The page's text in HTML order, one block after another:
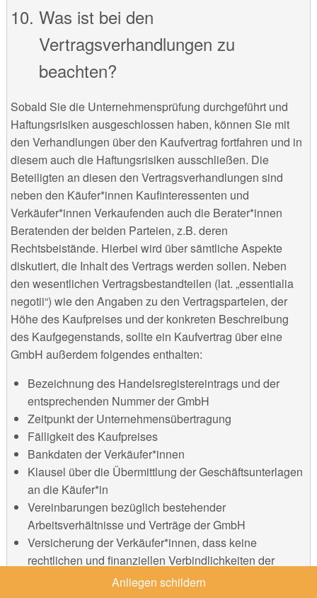
Was ist bei den
Vertragsverhandlungen zu
beachten?
Sobald Sie die Unternehmensprüfung durchgeführt und
Haftungsrisiken ausgeschlossen haben, können Sie mit
den Verhandlungen über den Kaufvertrag fortfahren und in
diesem auch die Haftungsrisiken ausschließen. Die
Beteiligten an diesen den Vertragsverhandlungen sind
neben den Käufer*innen Kaufinteressenten und
Verkäufer*innen Verkaufenden auch die Berater*innen
Beratenden der beiden Parteien, z.B. deren
Rechtsbeistände. Hierbei wird über sämtliche Aspekte
diskutiert, die Inhalt des Vertrags werden sollen. Neben
den wesentlichen Vertragsbestandteilen (lat. „essentialia
negotii“) wie den Angaben zu den Vertragsparteien, der
Höhe des Kaufpreises und der konkreten Beschreibung
des Kaufgegenstands, sollte ein Kaufvertrag über eine
GmbH außerdem folgendes enthalten:
Bezeichnung des Handelsregistereintrags und der
entsprechenden Nummer der GmbH
Zeitpunkt der Unternehmensübertragung
Fälligkeit des Kaufpreises
Bankdaten der Verkäufer*innen
Klausel über die Übermittlung der Geschäftsunterlagen
an die Käufer*in
Vereinbarungen bezüglich bestehender
Arbeitsverhältnisse und Verträge der GmbH
Versicherung der Verkäufer*innen, dass keine
rechtlichen und finanziellen Verbindlichkeiten der
GmbH mehr bestehenAnliegen schildern